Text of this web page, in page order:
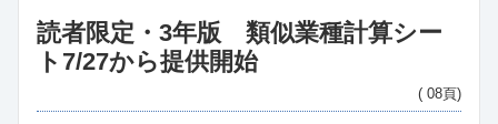
読者限定・3年版 類似業種計算シー
ト7/27から提供開始
( 08頁)